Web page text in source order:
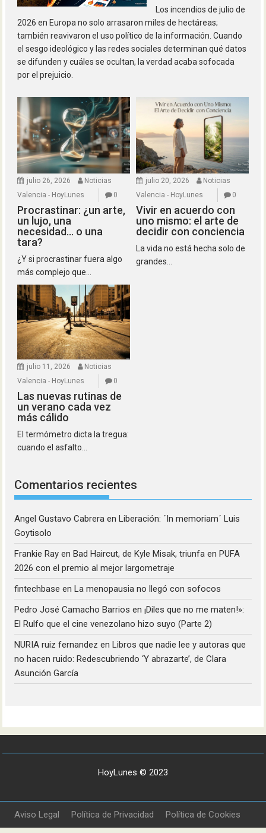
Los incendios de julio de
2026 en Europa no solo arrasaron miles de hectáreas;
también reavivaron el uso político de la información. Cuando
el sesgo ideológico y las redes sociales determinan qué datos
se difunden y cuáles se ocultan, la verdad acaba sofocada
por el prejuicio.
julio 26, 2026
Noticias
Valencia - HoyLunes
0
Procrastinar: ¿un arte,
un lujo, una
necesidad… o una
tara?
¿Y si procrastinar fuera algo
más complejo que...
julio 20, 2026
Noticias
Valencia - HoyLunes
0
Vivir en acuerdo con
uno mismo: el arte de
decidir con conciencia
La vida no está hecha solo de
grandes...
julio 11, 2026
Noticias
Valencia - HoyLunes
0
Las nuevas rutinas de
un verano cada vez
más cálido
El termómetro dicta la tregua:
cuando el asfalto...
Comentarios recientes
Angel Gustavo Cabrera enLiberación: ´In memoriam´ Luis
Goytisolo
Frankie Ray enBad Haircut, de Kyle Misak, triunfa en PUFA
2026 con el premio al mejor largometraje
fintechbase enLa menopausia no llegó con sofocos
Pedro José Camacho Barrios en¡Diles que no me maten!»:
El Rulfo que el cine venezolano hizo suyo (Parte 2)
NURIA ruiz fernandez enLibros que nadie lee y autoras que
no hacen ruido: Redescubriendo ‘Y abrazarte’, de Clara
Asunción García
HoyLunes © 2023
Aviso Legal Política de Privacidad Política de Cookies